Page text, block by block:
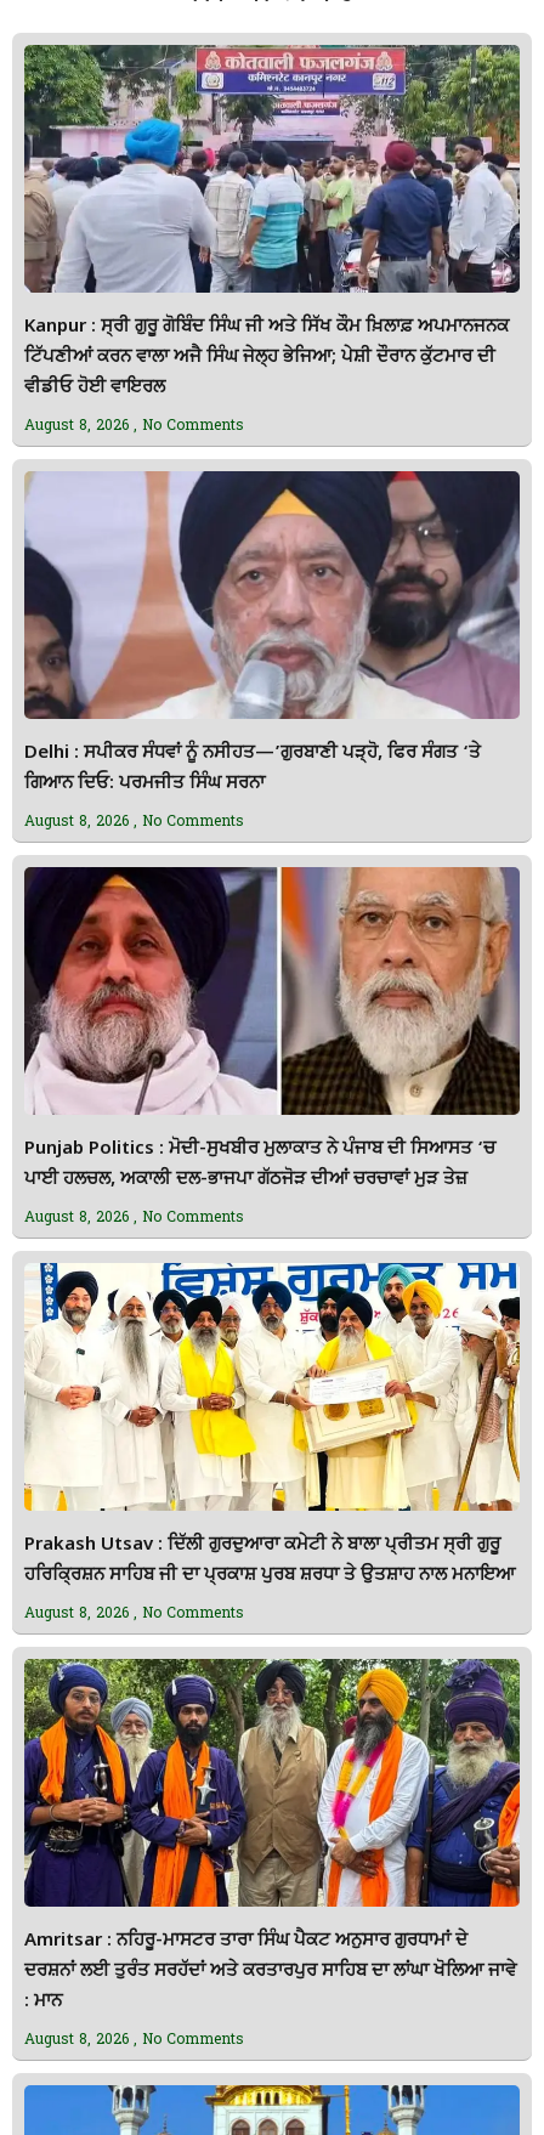
Kanpur : ਸ੍ਰੀ ਗੁਰੂ ਗੋਬਿੰਦ ਸਿੰਘ ਜੀ ਅਤੇ ਸਿੱਖ ਕੌਮ ਖ਼ਿਲਾਫ਼ ਅਪਮਾਨਜਨਕ
ਟਿੱਪਣੀਆਂ ਕਰਨ ਵਾਲਾ ਅਜੈ ਸਿੰਘ ਜੇਲ੍ਹ ਭੇਜਿਆ; ਪੇਸ਼ੀ ਦੌਰਾਨ ਕੁੱਟਮਾਰ ਦੀ
ਵੀਡੀਓ ਹੋਈ ਵਾਇਰਲ
August 8, 2026 No Comments
Delhi : ਸਪੀਕਰ ਸੰਧਵਾਂ ਨੂੰ ਨਸੀਹਤ—’ਗੁਰਬਾਣੀ ਪੜ੍ਹੋ, ਫਿਰ ਸੰਗਤ ‘ਤੇ
ਗਿਆਨ ਦਿਓ: ਪਰਮਜੀਤ ਸਿੰਘ ਸਰਨਾ
August 8, 2026 No Comments
Punjab Politics : ਮੋਦੀ-ਸੁਖਬੀਰ ਮੁਲਾਕਾਤ ਨੇ ਪੰਜਾਬ ਦੀ ਸਿਆਸਤ ‘ਚ
ਪਾਈ ਹਲਚਲ, ਅਕਾਲੀ ਦਲ-ਭਾਜਪਾ ਗੱਠਜੋੜ ਦੀਆਂ ਚਰਚਾਵਾਂ ਮੁੜ ਤੇਜ਼
August 8, 2026 No Comments
Prakash Utsav : ਦਿੱਲੀ ਗੁਰਦੁਆਰਾ ਕਮੇਟੀ ਨੇ ਬਾਲਾ ਪ੍ਰੀਤਮ ਸ੍ਰੀ ਗੁਰੂ
ਹਰਿਕ੍ਰਿਸ਼ਨ ਸਾਹਿਬ ਜੀ ਦਾ ਪ੍ਰਕਾਸ਼ ਪੁਰਬ ਸ਼ਰਧਾ ਤੇ ਉਤਸ਼ਾਹ ਨਾਲ ਮਨਾਇਆ
August 8, 2026 No Comments
Amritsar : ਨਹਿਰੂ-ਮਾਸਟਰ ਤਾਰਾ ਸਿੰਘ ਪੈਕਟ ਅਨੁਸਾਰ ਗੁਰਧਾਮਾਂ ਦੇ
ਦਰਸ਼ਨਾਂ ਲਈ ਤੁਰੰਤ ਸਰਹੱਦਾਂ ਅਤੇ ਕਰਤਾਰਪੁਰ ਸਾਹਿਬ ਦਾ ਲਾਂਘਾ ਖੋਲਿਆ ਜਾਵੇ
: ਮਾਨ
August 8, 2026 No Comments